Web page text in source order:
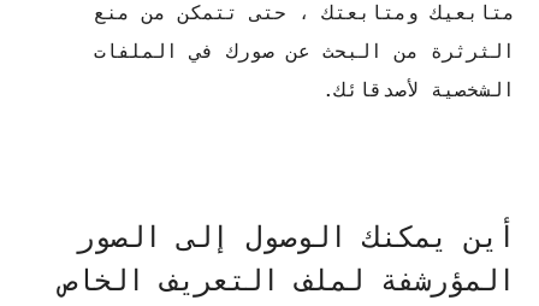
متابعيك ومتابعتك ، حتى تتمكن من منع
الثرثرة من البحث عن صورك في الملفات
الشخصية لأصدقائك.
أين يمكنك الوصول إلى الصور
المؤرشفة لملف التعريف الخاص